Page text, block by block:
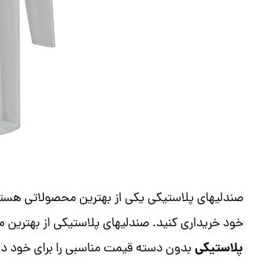
صندلیهای پلاستیکی یکی از بهترین محصولاتی
خود خریداری کنید. صندلیهای پلاستیکی از بهترین
پلاستیکیبدون دسته قیمت مناسبی را برای خود